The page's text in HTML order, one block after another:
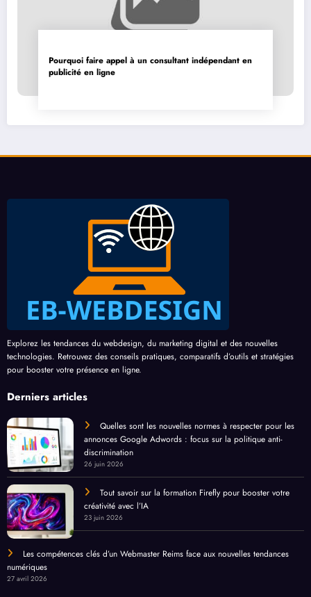
Pourquoi faire appel à un consultant indépendant en
publicité en ligne
Explorez les tendances du webdesign, du marketing digital et des nouvelles
technologies. Retrouvez des conseils pratiques, comparatifs d’outils et stratégies
pour booster votre présence en ligne.
Derniers articles
Quelles sont les nouvelles normes à respecter pour les
annonces Google Adwords : focus sur la politique anti-
discrimination
26 juin 2026
Tout savoir sur la formation Firefly pour booster votre
créativité avec l’IA
23 juin 2026
Les compétences clés d’un Webmaster Reims face aux nouvelles tendances
numériques
27 avril 2026